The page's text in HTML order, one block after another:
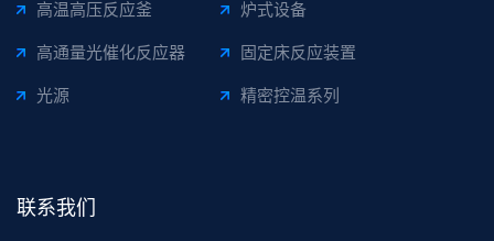
高温高压反应釜 炉式设备
高通量光催化反应器 固定床反应装置
光源 精密控温系列
联系我们